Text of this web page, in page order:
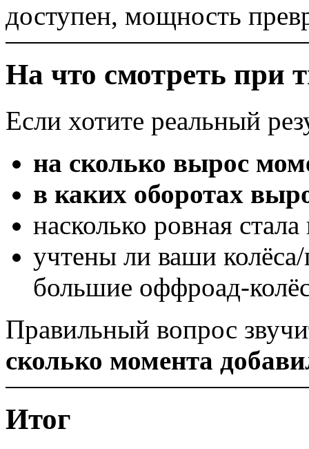
доступен, мощность
На что смотреть при
Если хотите реальный
на сколько вырос
в каких оборотах
насколько ровная стала
учтены ли ваши
большие оффроад-
Правильный вопрос
сколько момента
Итог